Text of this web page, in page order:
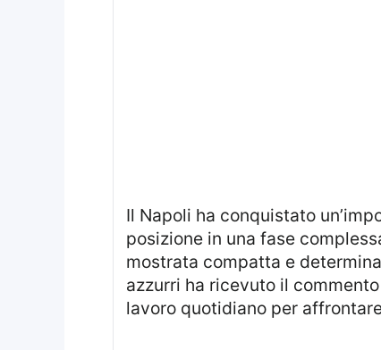
Il Napoli ha conquistato un’importante vittoria in Champions League, superando il Qarabag e rafforzando la propria
posizione in una fase
mostrata compatta e
azzurri ha ricevuto il
lavoro quotidiano per